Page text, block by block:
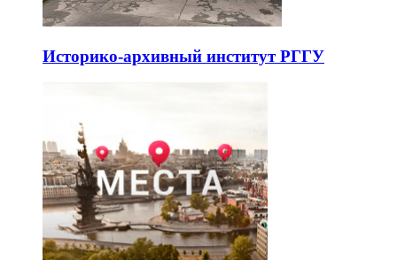
Историко-архивный институт РГГУ